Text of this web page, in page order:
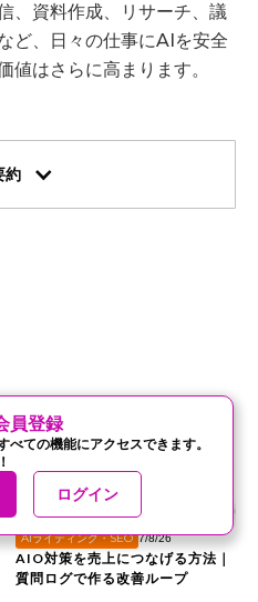
、資料作成、リサーチ、議
ど、日々の仕事にAIを安全
値はさらに高まります。
約
AIライティング・SEO 7/8/26
AIO対策を売上につなげる方法｜
質問ログで作る改善ループ
る シェア
員登録
ての機能にアクセスできます。
ログイン